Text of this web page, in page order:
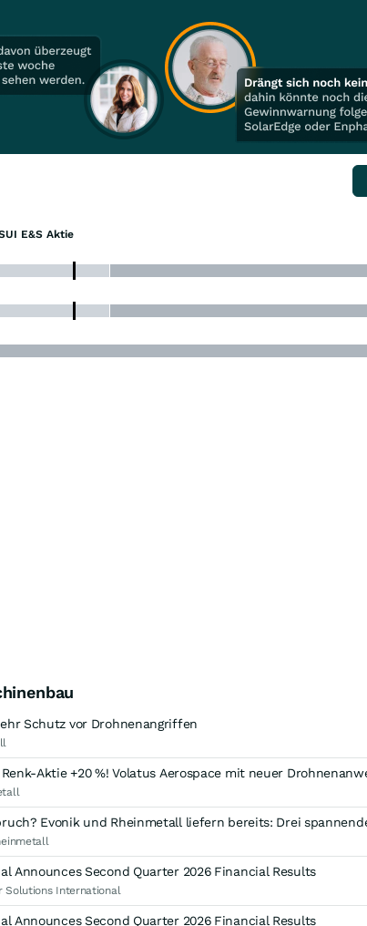
E&S Aktie
Schutz vor Drohnenangriffen
Aktie +20 %! Volatus Aerospace mit neuer
Evonik und Rheinmetall liefern bereits: Drei
Announces Second Quarter 2026 Financial Results
Solutions International
Announces Second Quarter 2026 Financial Results